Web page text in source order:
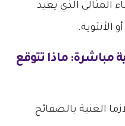
المثالي الذي يعيد
الأنثوية.
مباشرة: ماذا تتوقع
الغنية بالصفائح